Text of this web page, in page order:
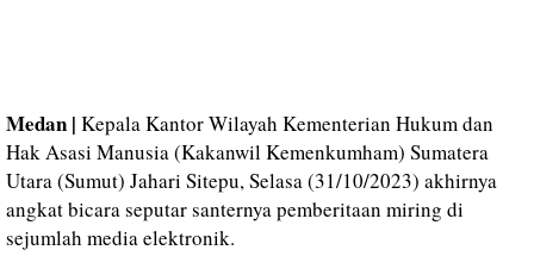
Medan | Kepala Kantor Wilayah Kementerian Hukum dan
Hak Asasi Manusia (Kakanwil Kemenkumham) Sumatera
Utara (Sumut) Jahari Sitepu, Selasa (31/10/2023) akhirnya
angkat bicara seputar santernya pemberitaan miring di
sejumlah media elektronik.